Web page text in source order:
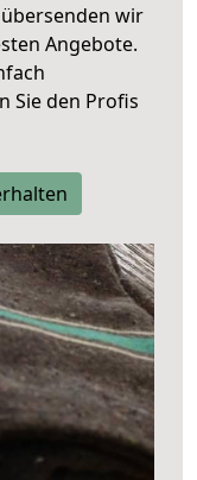
wir
Angebote.
Sie den Profis